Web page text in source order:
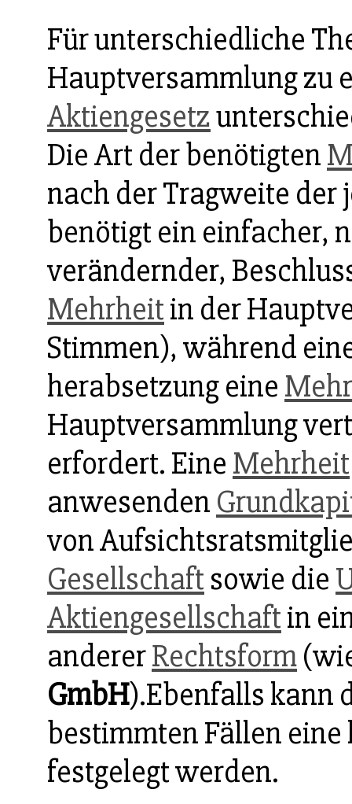
Für unterschiedliche
Hauptversammlung zu
Aktiengesetz
Die Art der benötigten
nach der Tragweite
benötigt ein einfacher,
verändernder,
Mehrheitin der
Stimmen), während
herabsetzung eine
Hauptversammlung
erfordert. Eine Mehrheit
anwesenden
von
Gesellschaft sowie die
Aktiengesellschaftin
andererRechtsform
GmbH).Ebenfalls kann
bestimmten Fällen
festgelegt werden.